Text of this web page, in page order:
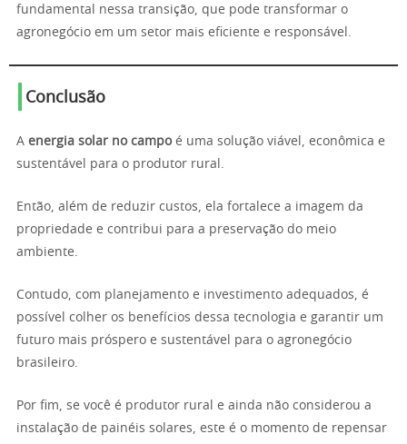
fundamental nessa transição, que pode transformar o
agronegócio em um setor mais eficiente e responsável.
Conclusão
A energia solar no campoé uma solução viável, econômica e
sustentável para o produtor rural.
Então, além de reduzir custos, ela fortalece a imagem da
propriedade e contribui para a preservação do meio
ambiente.
Contudo, com planejamento e investimento adequados, é
possível colher os benefícios dessa tecnologia e garantir um
futuro mais próspero e sustentável para o agronegócio
brasileiro.
Por fim, se você é produtor rural e ainda não considerou a
instalação de painéis solares, este é o momento de repensar